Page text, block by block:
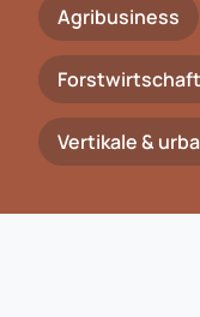
Agribusiness
Forstwirtschaft
Vertikale &